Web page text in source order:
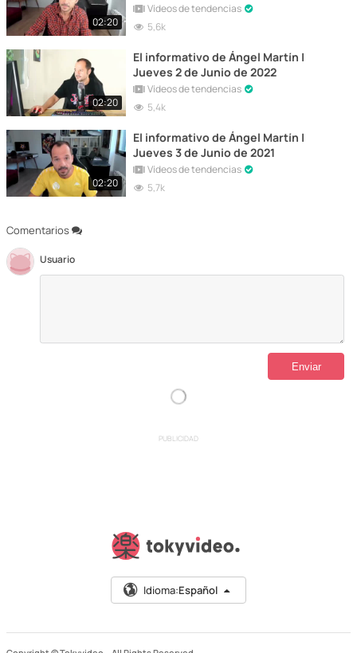
Comentarios
Usuario
02:20
Vídeos de tendencias
5,6k
02:20
El informativo de Ángel Martín |
Jueves 2 de Junio de 2022
Vídeos de tendencias
5,4k
02:20
El informativo de Ángel Martín |
Jueves 3 de Junio de 2021
Vídeos de tendencias
5,7k
PUBLICIDAD
Idioma:Español